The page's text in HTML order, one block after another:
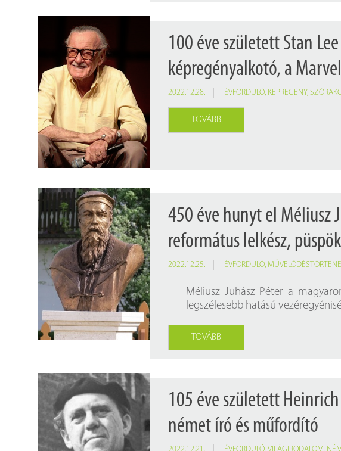
100 éve született Stan
képregényalkotó, a
2022.12.28. ÉVFORDULÓ, KÉPREGÉNY,
TOVÁBB
450 éve hunyt el Méliusz
református lelkész,
2022.12.25. ÉVFORDULÓ,
Méliusz Juhász Péter a
legszélesebb hatású
TOVÁBB
105 éve született
német író és műfordító